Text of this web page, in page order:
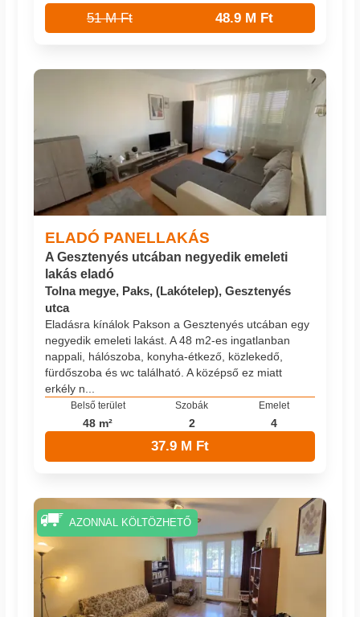
51 M Ft 48.9 M Ft
ELADÓ PANELLAKÁS
A Gesztenyés utcában negyedik emeleti
lakás eladó
Tolna megye, Paks, (Lakótelep), Gesztenyés
utca
Eladásra kínálok Pakson a Gesztenyés utcában egy
negyedik emeleti lakást. A 48 m2-es ingatlanban
nappali, hálószoba, konyha-étkező, közlekedő,
fürdőszoba és wc található. A középső ez miatt
erkély n...
Belső terület
48 m²
Szobák
2
Emelet
4
37.9 M Ft
AZONNAL KÖLTÖZHETŐ